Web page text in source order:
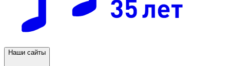
Наши сайты